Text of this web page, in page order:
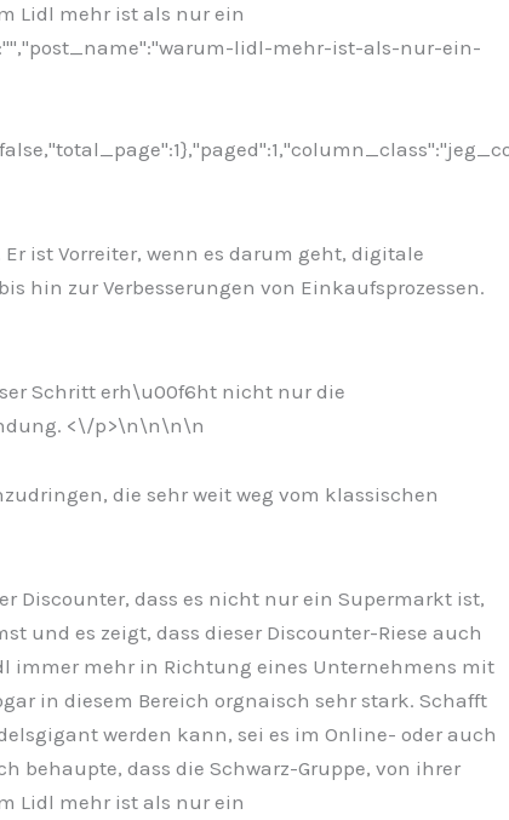
Lidl mehr ist als nur ein
lidl-mehr-ist-als-nur-ein-
ist Vorreiter, wenn es darum geht, digitale
hin zur Verbesserungen von Einkaufsprozessen.
Schritt erh\u00f6ht nicht nur die
<\/p>\n\n\n\n
die sehr weit weg vom klassischen
Discounter, dass es nicht nur ein Supermarkt ist,
und es zeigt, dass dieser Discounter-Riese auch
immer mehr in Richtung eines Unternehmens mit
in diesem Bereich orgnaisch sehr stark. Schafft
werden kann, sei es im Online- oder auch
behaupte, dass die Schwarz-Gruppe, von ihrer
Lidl mehr ist als nur ein